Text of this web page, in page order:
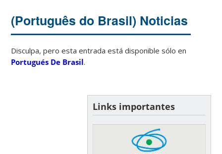
(Português do Brasil) Noticias
Disculpa, pero esta entrada está disponible sólo en
Portugués De Brasil.
Links importantes